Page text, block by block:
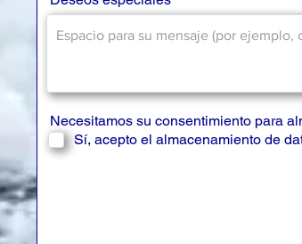
Necesitamos su consentimiento para
Sí, acepto el almacenamiento de